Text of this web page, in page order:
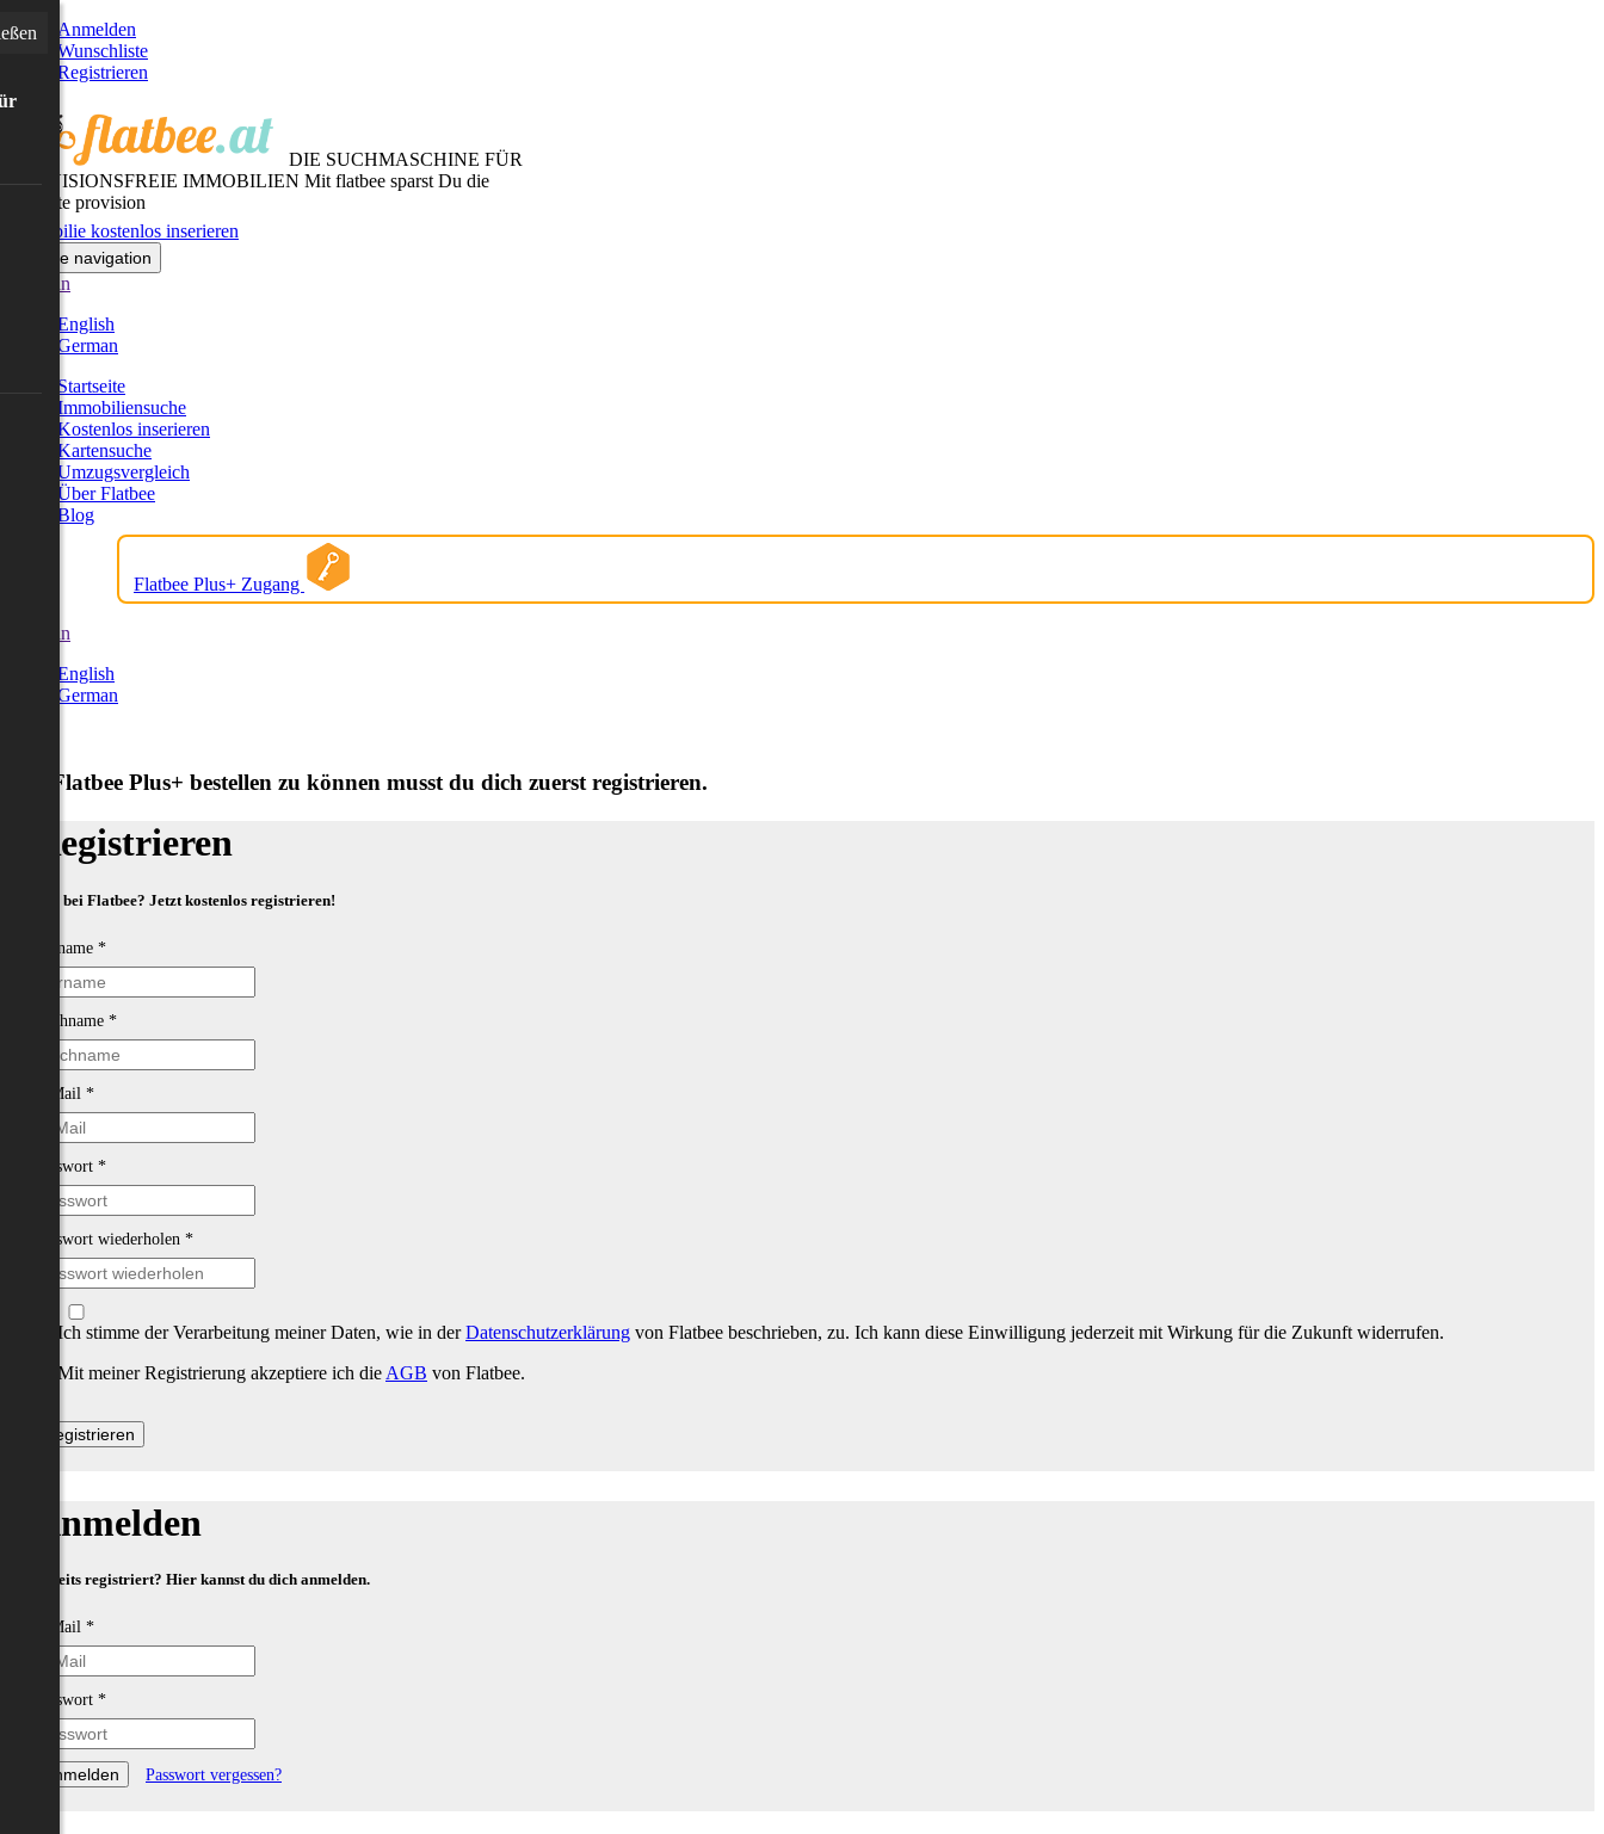
Anmelden
Wunschliste
Registrieren
DIE SUCHMASCHINE FÜR
PROVISIONSFREIE IMMOBILIEN Mit flatbee sparst Du die
gesamte provision
Immobilie kostenlos inserieren
Toggle navigation
German
English
German
Startseite
Immobiliensuche
Kostenlos inserieren
Kartensuche
Umzugsvergleich
Über Flatbee
Blog
Flatbee Plus+ Zugang
German
English
German
Um Flatbee Plus+ bestellen zu können musst du dich zuerst registrieren.
Registrieren
Neu bei Flatbee? Jetzt kostenlos registrieren!
Vorname *
Nachname *
E-Mail *
Passwort *
Passwort wiederholen *
Ich stimme der Verarbeitung meiner Daten, wie in derDatenschutzerklärung von Flatbee beschrieben, zu. Ich kann diese Einwilligung jederzeit mit Wirkung für die Zukunft widerrufen.
Mit meiner Registrierung akzeptiere ich die AGB von Flatbee.
Anmelden
Bereits registriert? Hier kannst du dich anmelden.
E-Mail *
Passwort *
Passwort vergessen?